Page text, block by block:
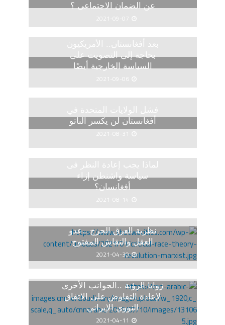
عن الضمان الاجتماعى ؟
2021-09-07
بعد أفغانستان.. الأمريكيون
بحاجة إلى التصويت على
السياسة الخارجية أيضًا
2021-09-06
فشل الولايات المتحدة في
أفغانستان لن يكسر الناتو
2021-08-31
لماذا يجب إعادة النظر فى
سياسة واشنطن إزاء
أفغانسان؟
2021-08-14
نظرية العرق الحرج ..عدو
العقل والنقاش المفتوح
2021-04-30
زوايا الرؤية ..الجوانب الأخرى
لإعادة التفاوض على الاتفاق
النووي الإيراني
2021-04-11